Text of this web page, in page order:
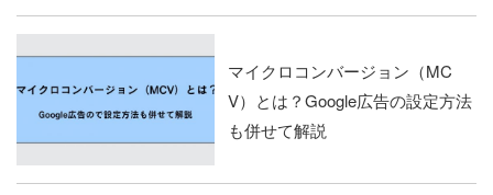
マイクロコンバージョン（MC
V）とは？Google広告の設定方法
も併せて解説